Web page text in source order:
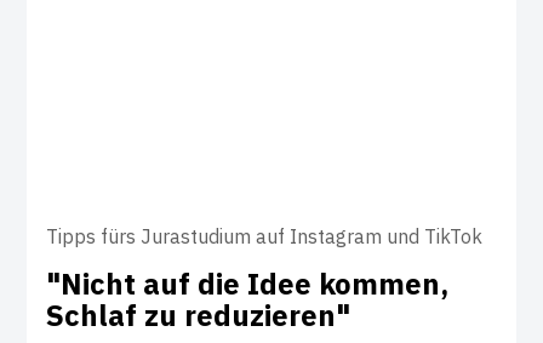
Tipps fürs Jurastudium auf Instagram und TikTok
"Nicht auf die Idee kommen,
Schlaf zu redu­zieren"